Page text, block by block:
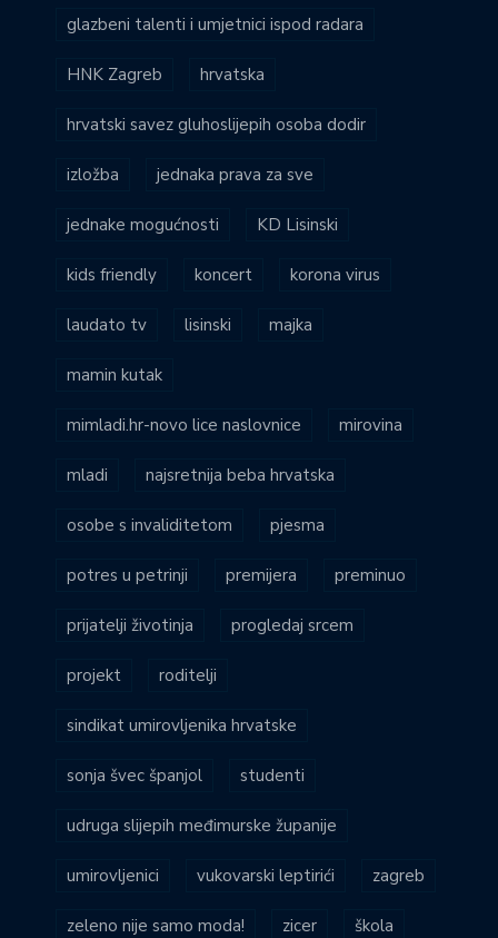
glazbeni talenti i umjetnici ispod radara
HNK Zagreb hrvatska
hrvatski savez gluhoslijepih osoba dodir
izložba jednaka prava za sve
jednake mogućnosti KD Lisinski
kids friendly koncert korona virus
laudato tv lisinski majka
mamin kutak
mimladi.hr-novo lice naslovnice mirovina
mladi najsretnija beba hrvatska
osobe s invaliditetom pjesma
potres u petrinji premijera preminuo
prijatelji životinja progledaj srcem
projekt roditelji
sindikat umirovljenika hrvatske
sonja švec španjol studenti
udruga slijepih međimurske županije
umirovljenici vukovarski leptirići zagreb
zeleno nije samo moda! zicer škola